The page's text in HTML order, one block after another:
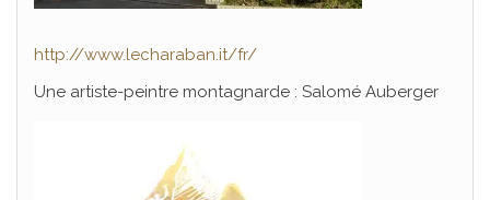
http://www.lecharaban.it/fr/
Une artiste-peintre montagnarde : Salomé Auberger